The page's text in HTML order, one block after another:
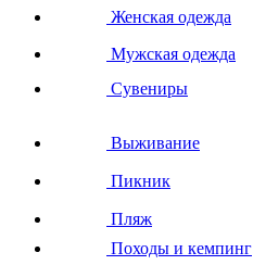
Женская одежда
Мужская одежда
Сувениры
Выживание
Пикник
Пляж
Походы и кемпинг